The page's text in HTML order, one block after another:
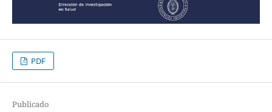
PDF
Publicado